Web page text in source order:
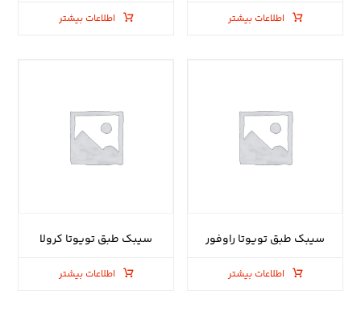
اطلاعات بیشتر اطلاعات بیشتر
سیبک طبق تویوتا راوفور
اطلاعات بیشتر
سیبک طبق تویوتا کرولا
اطلاعات بیشتر